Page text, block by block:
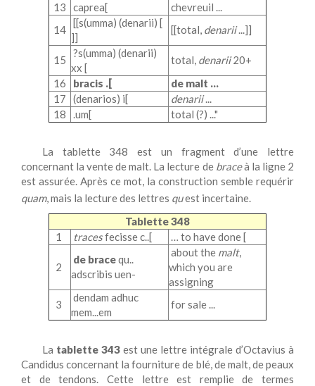
13
caprea[ chevreuil ...
14
[[s(umma) (denarii) [
]]
[[total, denarii...]]
15
?s(umma) (denarii)
xx [
total, denarii 20+
16
bracis .[ de malt ...
17
(denarios) i[ denarii...
18
.um[ total (?) ..."
La tablette 348 est un fragment d’une lettre
concernant la vente de malt. La lecture de braceà la ligne 2
est assurée. Après ce mot, la construction semble requérir
quam, mais la lecture des lettres quest incertaine.
Tablette 348
1
tracesfecisse c..[ … to have done [
2
de bracequ..
adscribis uen-
aboutthe malt,
which you are
assigning
3
dendam adhuc
mem...em
forsale ...
La tablette 343 est une lettre intégrale d’Octavius à
Candidus concernant la fourniture de blé, de malt, de peaux
et de tendons. Cette lettre est remplie de termes